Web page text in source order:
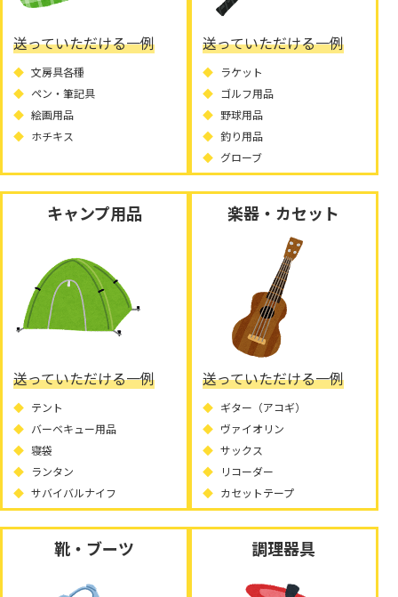
送っていただける一例
文房具各種
ペン・筆記具
絵画用品
ホチキス
送っていただける一例
ラケット
ゴルフ用品
野球用品
釣り用品
グローブ
キャンプ用品
送っていただける一例
テント
バーベキュー用品
寝袋
ランタン
サバイバルナイフ
楽器・カセット
送っていただける一例
ギター（アコギ）
ヴァイオリン
サックス
リコーダー
カセットテープ
靴・ブーツ 調理器具